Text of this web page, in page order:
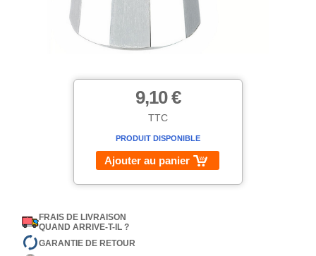
9,10 €
TTC
PRODUIT DISPONIBLE
Ajouter au panier
FRAIS DE LIVRAISON
QUAND ARRIVE-T-IL ?
GARANTIE DE RETOUR